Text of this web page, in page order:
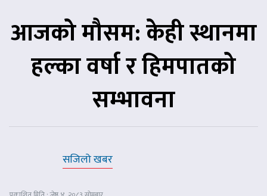
आजको मौसम: केही स्थानमा
हल्का वर्षा र हिमपातको
सम्भावना
सजिलो खबर